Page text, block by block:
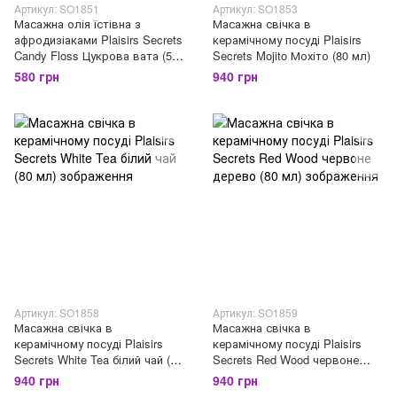
Артикул: SO1851
Масажна олія їстівна з
афродизіаками Plaisirs Secrets
Candy Floss Цукрова вата (59
мл)
580 грн
Артикул: SO1853
Масажна свічка в
керамічному посуді Plaisirs
Secrets Mojito Мохіто (80 мл)
940 грн
Артикул: SO1858
Масажна свічка в
керамічному посуді Plaisirs
Secrets White Tea білий чай (80
мл)
940 грн
Артикул: SO1859
Масажна свічка в
керамічному посуді Plaisirs
Secrets Red Wood червоне
дерево (80 мл)
940 грн